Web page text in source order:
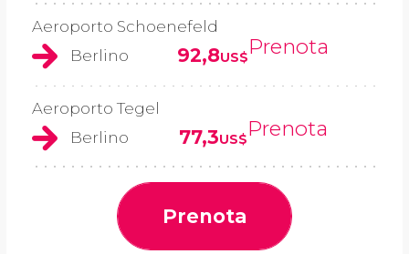
Aeroporto Schoenefeld
Berlino
92,8US$Prenota
Aeroporto Tegel
Berlino
77,3US$Prenota
Prenota